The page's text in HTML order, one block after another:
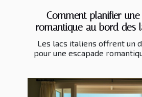
Comment planifier
romantique au bord des
Les lacs italiens offrent un
pour une escapade